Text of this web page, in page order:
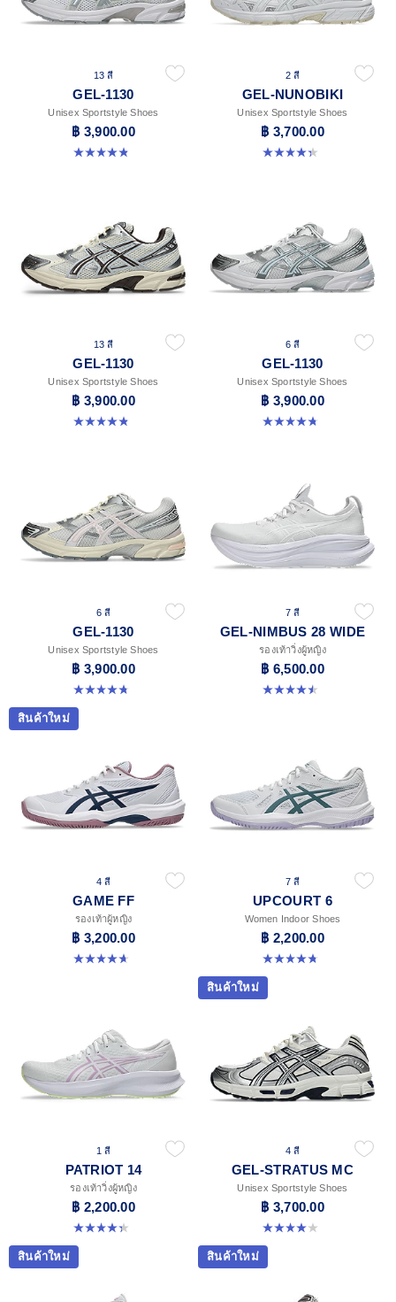
13 สี
GEL-1130
Unisex Sportstyle Shoes
฿ 3,900.00
4.8 จาก 5 ดาว 401 รีวิว
2 สี
GEL-NUNOBIKI
Unisex Sportstyle Shoes
฿ 3,700.00
4.4 จาก 5 ดาว 45 รีวิว
13 สี
GEL-1130
Unisex Sportstyle Shoes
฿ 3,900.00
4.8 จาก 5 ดาว 401 รีวิว
6 สี
GEL-1130
Unisex Sportstyle Shoes
฿ 3,900.00
4.8 จาก 5 ดาว 53 รีวิว
6 สี
GEL-1130
Unisex Sportstyle Shoes
฿ 3,900.00
4.8 จาก 5 ดาว 53 รีวิว
7 สี
GEL-NIMBUS 28 WIDE
รองเท้าวิ่งผู้หญิง
฿ 6,500.00
4.5 จาก 5 ดาว 14 รีวิว
สินค้าใหม่
4 สี
GAME FF
รองเท้าผู้หญิง
฿ 3,200.00
4.7 จาก 5 ดาว 27 รีวิว
7 สี
UPCOURT 6
Women Indoor Shoes
฿ 2,200.00
4.7 จาก 5 ดาว 248 รีวิว
1 สี
PATRIOT 14
รองเท้าวิ่งผู้หญิง
฿ 2,200.00
4.4 จาก 5 ดาว 17 รีวิว
สินค้าใหม่
4 สี
GEL-STRATUS MC
Unisex Sportstyle Shoes
฿ 3,700.00
4.0 จาก 5 ดาว 2 รีวิว
สินค้าใหม่ สินค้าใหม่